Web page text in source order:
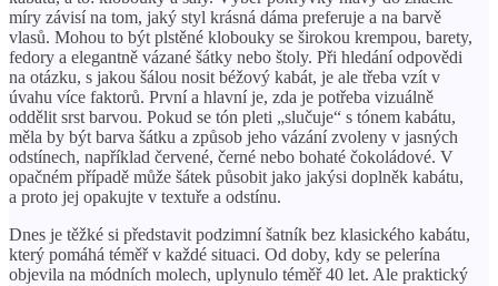
míry závisí na tom, jaký styl krásná dáma preferuje a na barvě
vlasů. Mohou to být plstěné klobouky se širokou krempou, barety,
fedory a elegantně vázané šátky nebo štoly. Při hledání odpovědi
na otázku, s jakou šálou nosit béžový kabát, je ale třeba vzít v
úvahu více faktorů. První a hlavní je, zda je potřeba vizuálně
oddělit srst barvou. Pokud se tón pleti „slučuje“ s tónem kabátu,
měla by být barva šátku a způsob jeho vázání zvoleny v jasných
odstínech, například červené, černé nebo bohaté čokoládové. V
opačném případě může šátek působit jako jakýsi doplněk kabátu,
a proto jej opakujte v textuře a odstínu.
Dnes je těžké si představit podzimní šatník bez klasického kabátu,
který pomáhá téměř v každé situaci. Od doby, kdy se pelerína
objevila na módních molech, uplynulo téměř 40 let. Ale praktický